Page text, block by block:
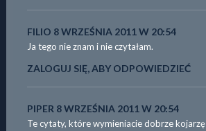
FILIO 8 WRZEŚNIA 2011 W 20:54
Ja tego nie znam i nie czytałam.
ZALOGUJ SIĘ, ABY ODPOWIEDZIEĆ
PIPER 8 WRZEŚNIA 2011 W 20:54
Te cytaty, które wymieniacie dobrze kojarzę